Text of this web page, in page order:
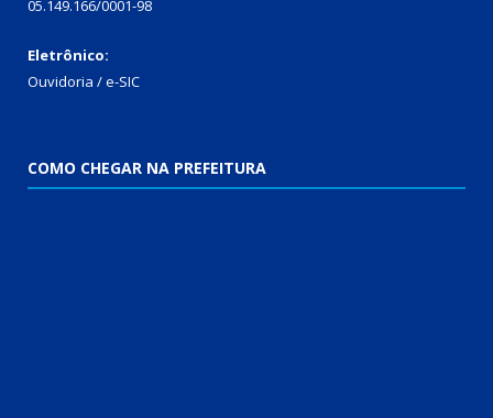
05.149.166/0001-98
Eletrônico:
Ouvidoria / e-SIC
COMO CHEGAR NA PREFEITURA